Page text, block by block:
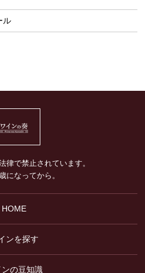
ル
律で禁止されています。
になってから。
HOME
ンを探す
ンの豆知識